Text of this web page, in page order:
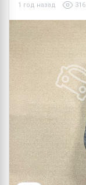
1 год назад 316